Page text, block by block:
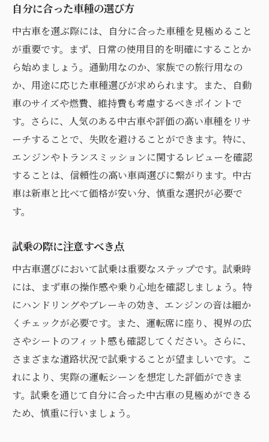
アフターサービスの充実度を確認
購入者の口コミを活用する方法
初心者が中古車購入で避けるべき失敗事例
過去の失敗から学ぶ教訓
初めての購入でよくあるミス
予算オーバーを避けるための計画
感情的な購入を防ぐ方法
ディーラー選びの失敗例
購入後に後悔しないための準備
自分に合った車種の選び方
中古車を選ぶ際には、自分に合った車種を見極めること
が重要です。まず、日常の使用目的を明確にすることか
ら始めましょう。通勤用なのか、家族での旅行用なの
か、用途に応じた車種選びが求められます。また、自動
車のサイズや燃費、維持費も考慮するべきポイントで
す。さらに、人気のある中古車や評価の高い車種をリサ
ーチすることで、失敗を避けることができます。特に、
エンジンやトランスミッションに関するレビューを確認
することは、信頼性の高い車両選びに繋がります。中古
車は新車と比べて価格が安い分、慎重な選択が必要で
す。
試乗の際に注意すべき点
中古車選びにおいて試乗は重要なステップです。試乗時
には、まず車の操作感や乗り心地を確認しましょう。特
にハンドリングやブレーキの効き、エンジンの音は細か
くチェックが必要です。また、運転席に座り、視界の広
さやシートのフィット感も確認してください。さらに、
さまざまな道路状況で試乗することが望ましいです。こ
れにより、実際の運転シーンを想定した評価ができま
す。試乗を通じて自分に合った中古車の見極めができる
ため、慎重に行いましょう。